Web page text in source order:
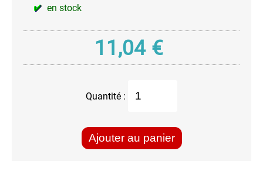
en stock
11,04 €
Quantité :
Ajouter au panier
Entretien
Imperméabilisant